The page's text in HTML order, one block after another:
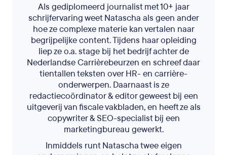
Als gediplomeerd journalist met 10+ jaar
schrijfervaring weet Natascha als geen ander
hoe ze complexe materie kan vertalen naar
begrijpelijke content. Tijdens haar opleiding
liep ze o.a. stage bij het bedrijf achter de
Nederlandse Carrièrebeurzen en schreef daar
tientallen teksten over HR- en carrière-
onderwerpen. Daarnaast is ze
redactiecoördinator & editor geweest bij een
uitgeverij van fiscale vakbladen, en heeft ze als
copywriter & SEO-specialist bij een
marketingbureau gewerkt.
Inmiddels runt Natascha twee eigen